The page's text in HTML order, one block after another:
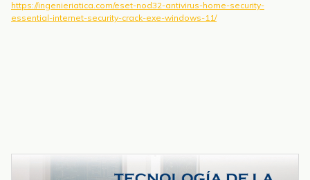
https://ingenieriatica.com/eset-nod32-antivirus-home-security-
essential-internet-security-crack-exe-windows-11/